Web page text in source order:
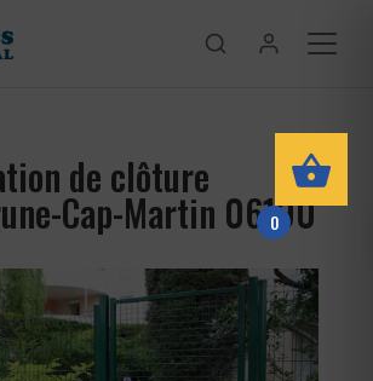
de clôture
Cap-Martin 06190
0